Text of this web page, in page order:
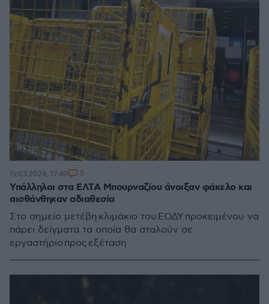
Υπάλληλοι στα ΕΛΤΑ Μπουρναζίου άνοιξαν φάκελο και
αισθάνθηκαν αδιαθεσία
Στο σημείο μετέβη κλιμάκιο του ΕΟΔΥ προκειμένου να
πάρει δείγματα τα οποία θα σταλούν σε
εργαστήριο προς εξέταση
19.03.2024, 17:40 5